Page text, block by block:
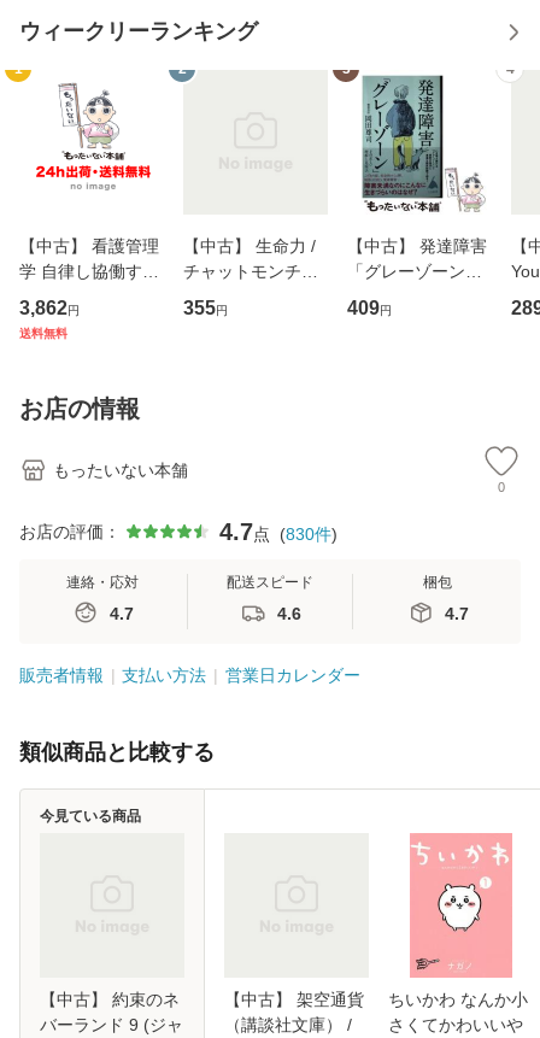
ウィークリーランキング
1
【中古】 看護管理
学 自律し協働する
専門職の看護マネ
ジメントスキル 改
恵 藤本幸三 / 南江
堂 [単行
3,862円
送料無料
2
【中古】 生命力 /
チャットモンチー /
キューンレコード
[CD]【メール便送
355円
3
【中古】 発達障害
「グレーゾーン」
その正しい理解と
克服法 (SB新書 57
409円
4
【
のが
お店の情報
もったいない本舗
0
お店の評価： 4.7点 (830件)
連絡・応対
4.7
配送スピード
4.6
梱包
4.7
販売者情報 支払い方法 営業日カレンダー
類似商品と比較する
【中古】 約束のネ
バーランド 9 (ジャ
今見ている商品
【中古】 架空通貨
（講談社文庫） /
ちいかわ なんか小
さくてかわいいや